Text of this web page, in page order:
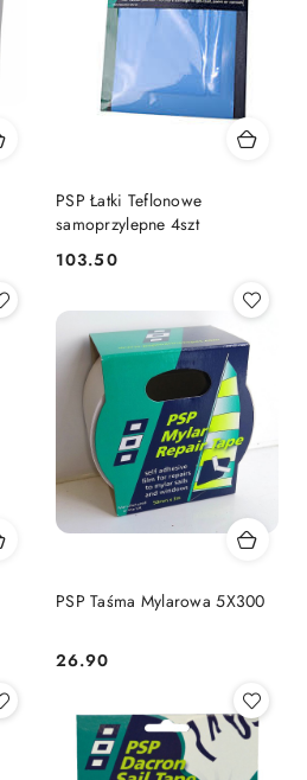
PSP Łatki Teflonowe
samoprzylepne 4szt
Cena:
103.50
PSP Taśma Mylarowa 5X300
Cena:
26.90